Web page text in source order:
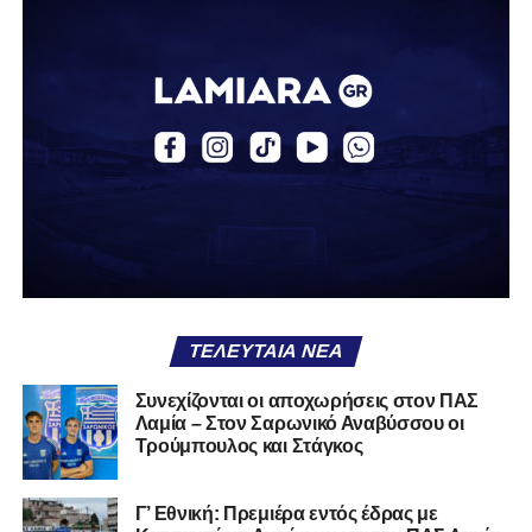
φαίνονται βρίσκεται σήμερα διάτρητη. Σαν ένα σακάκι
καλό που κάποτε φόρεσες σε επίσημες περιστάσεις τώρα
το κρατάς στη ντουλάπα, τσαλακωμένο, χωρίς να ξέρεις
αν πρέπει να το φορέσεις ξανά ή να το χαρίσεις. Η Λαμία
δείχνει να μην ξέρει τι θέλει να είναι. Και αυτό είναι πάντα
φίλαθλοι και περίγυρος, αντί για παράγοντες
Ασχολούνται περισσότερο με τις «χάρες» των άλλων
παρά με τις δικές τους αδυναμίες. Σαν να ψάχνεις
στον διπλανό το γιατί δεν βρέχει, ενώ κρατάς
ομπρέλα μέσα στο σαλόνι.
εμπειρίαανώτερων επιπέδων,δεν μπορεί να εκπέμπει
ΤΕΛΕΥΤΑΊΑ ΝΈΑ
Συνεχίζονται οι αποχωρήσεις στον ΠΑΣ
Λαμία – Στον Σαρωνικό Αναβύσσου οι
Τρούμπουλος και Στάγκος
Γ’ Εθνική: Πρεμιέρα εντός έδρας με